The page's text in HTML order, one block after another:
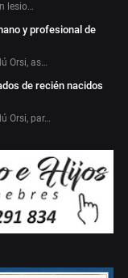
lesio…
y profesional de
Orsi, as…
de recién nacidos
Orsi, par…